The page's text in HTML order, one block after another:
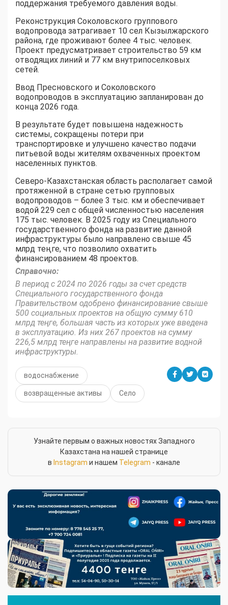
поддержания требуемого давления воды.
Реконструкция Соколовского группового
водопровода затрагивает 10 сел Кызылжарского
района, где проживают более 4 тыс. человек.
Проект предусматривает строительство 59 км
отводящих линий и 77 км внутрипоселковых
сетей.
Ввод Пресновского и Соколовского
водопроводов в эксплуатацию запланирован до
конца 2026 года.
В результате будет повышена надежность
системы, сокращены потери при
транспортировке и улучшено качество подачи
питьевой воды жителям охваченных проектом
населенных пунктов.
Северо-Казахстанская область располагает самой
протяженной в стране сетью групповых
водопроводов – более 3 тыс. км и обеспечивает
водой 229 сел с общей численностью населения
175 тыс. человек. В 2025 году из Специального
государственного фонда на развитие данной
инфраструктуры было направлено свыше 45
млрд теңге, что позволило охватить
финансированием 48 проектов.
Справочно:
В период с 2024 по 2026 годы за счет средств
Специального государственного фонда
Правительством одобрено финансирование свыше
500 социальных проектов на общую сумму 610
млрд теңге, большая часть из которых уже введена
в эксплуатацию. Из них 267 проектов на сумму
226,5 млрд теңге направлены на развитие водной
инфраструктуры.
водоснабжение
возвращенные активы Село
Узнайте первым о важных новостях Западного
Казахстана на нашей странице
в Instagram и нашем Telegram - канале